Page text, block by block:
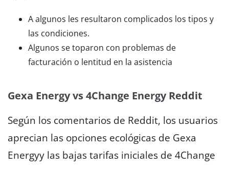
A algunos les resultaron complicados los tipos y
las condiciones.
Algunos se toparon con problemas de
facturación o lentitud en la asistencia
Gexa Energy vs 4Change Energy Reddit
Según los comentarios de Reddit, los usuarios
aprecian las opciones ecológicas de Gexa
Energyy las bajas tarifas iniciales de 4Change